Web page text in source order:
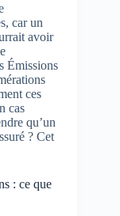
car un
avoir
Émissions
ces
cas
qu’un
? Cet
: ce que